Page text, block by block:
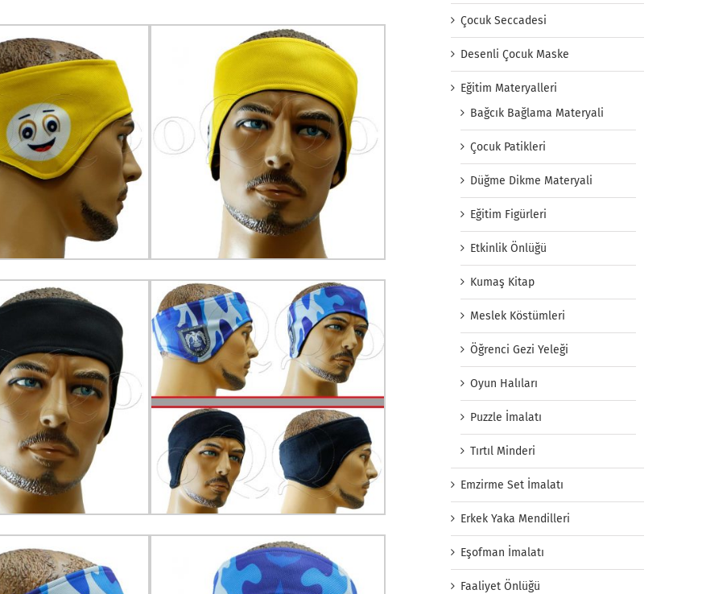
Çocuk Seccadesi
Desenli Çocuk Maske
Eğitim Materyalleri
Bağcık Bağlama Materyali
Çocuk Patikleri
Düğme Dikme Materyali
Eğitim Figürleri
Etkinlik Önlüğü
Kumaş Kitap
Meslek Köstümleri
Öğrenci Gezi Yeleği
Oyun Halıları
Puzzle İmalatı
Tırtıl Minderi
Emzirme Set İmalatı
Erkek Yaka Mendilleri
Eşofman İmalatı
Faaliyet Önlüğü